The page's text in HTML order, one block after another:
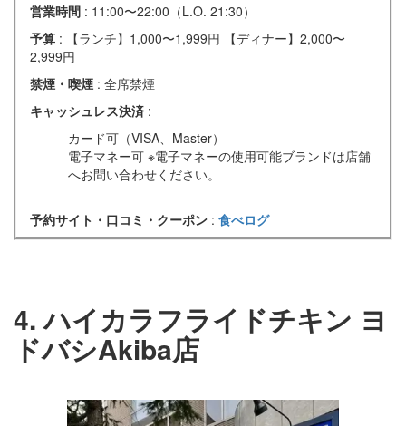
営業時間 : 11:00〜22:00（L.O. 21:30）
予算 : 【ランチ】1,000〜1,999円 【ディナー】2,000〜
2,999円
禁煙・喫煙 : 全席禁煙
キャッシュレス決済 :
カード可（VISA、Master）
電子マネー可 ※電子マネーの使用可能ブランドは店舗
へお問い合わせください。
予約サイト・口コミ・クーポン : 食べログ
4. ハイカラフライドチキン ヨ
ドバシAkiba店